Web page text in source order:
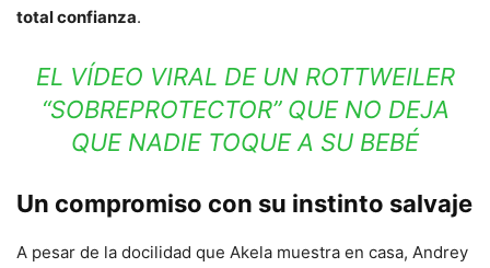
total confianza.
EL VÍDEO VIRAL DE UN ROTTWEILER
“SOBREPROTECTOR” QUE NO DEJA
QUE NADIE TOQUE A SU BEBÉ
Un compromiso con su instinto salvaje
A pesar de la docilidad que Akela muestra en casa, Andrey